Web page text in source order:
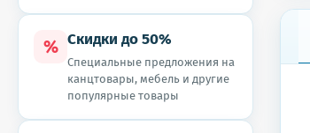
% Скидки до 50%
Специальные предложения на
канцтовары, мебель и другие
популярные товары